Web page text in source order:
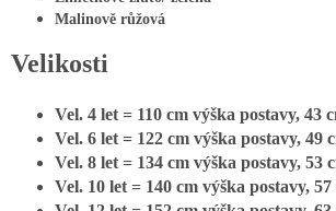
Malinově růžová
Velikosti
Vel. 4 let = 110 cm výška postavy, 43
Vel. 6 let = 122 cm výška postavy, 49
Vel. 8 let = 134 cm výška postavy, 53
Vel. 10 let = 140 cm výška postavy,